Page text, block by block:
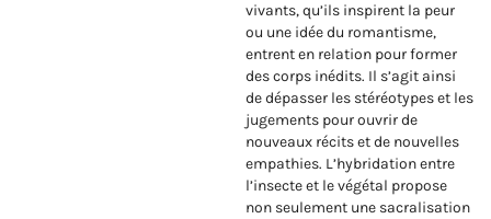
vivants, qu’ils inspirent la peur
ou une idée du romantisme,
entrent en relation pour former
des corps inédits. Il s’agit ainsi
de dépasser les stéréotypes et les
jugements pour ouvrir de
nouveaux récits et de nouvelles
empathies. L’hybridation entre
l’insecte et le végétal propose
non seulement une sacralisation